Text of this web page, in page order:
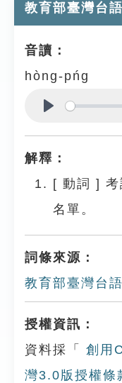
教育部臺灣台
音讀：
hòng-pńg
解釋：
[ 動詞 ]
名單。
詞條來源：
教育部臺灣台
授權資訊：
資料採「
創用
灣3.0版授權條